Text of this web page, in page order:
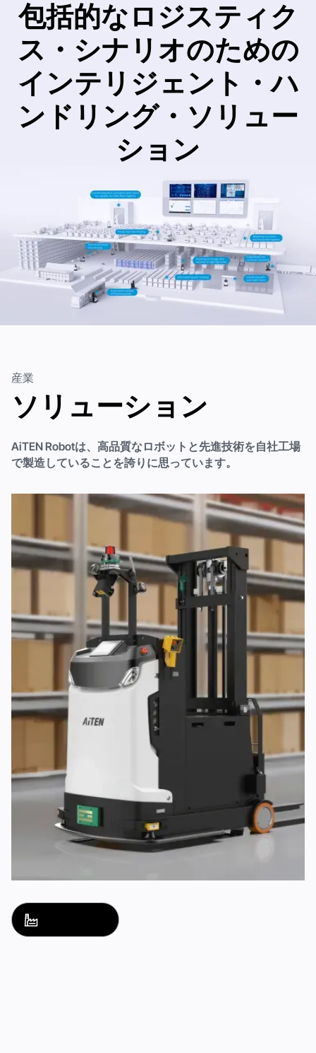
包括的なロジスティク
ス・シナリオのための
インテリジェント・ハ
ンドリング・ソリュー
ション
産業
ソリューション
AiTEN Robotは、高品質なロボットと先進技術を自社工場
で製造していることを誇りに思っています。
ソリューション名
ソリューション名